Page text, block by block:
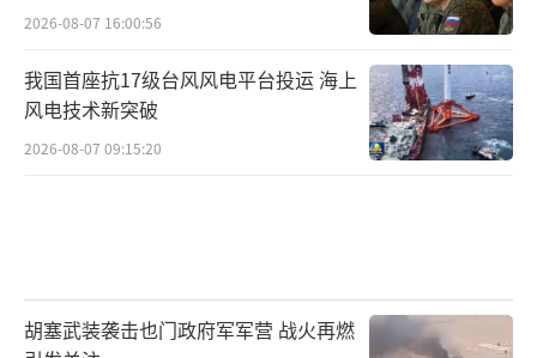
2026-08-07 16:00:56
我国首座抗17级台风风电平台投运 海上
风电技术新突破
2026-08-07 09:15:20
胡塞武装袭击也门政府军军营 战火再燃